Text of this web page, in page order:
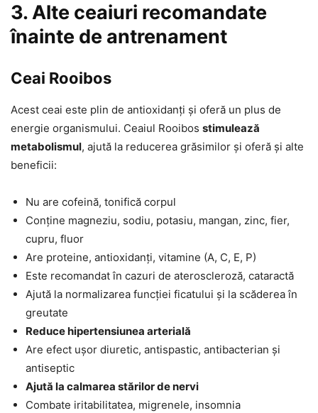
3. Alte ceaiuri recomandate
înainte de antrenament
Ceai Rooibos
Acest ceai este plin de antioxidanți și oferă un plus de
energie organismului. Ceaiul Rooibos stimulează
metabolismul, ajută la reducerea grăsimilor și oferă și alte
beneficii:
Nu are cofeină, tonifică corpul
Conține magneziu, sodiu, potasiu, mangan, zinc, fier,
cupru, fluor
Are proteine, antioxidanți, vitamine (A, C, E, P)
Este recomandat în cazuri de ateroscleroză, cataractă
Ajută la normalizarea funcției ficatului și la scăderea în
greutate
Reduce hipertensiunea arterială
Are efect ușor diuretic, antispastic, antibacterian și
antiseptic
Ajută la calmarea stărilor de nervi
Combate iritabilitatea, migrenele, insomnia